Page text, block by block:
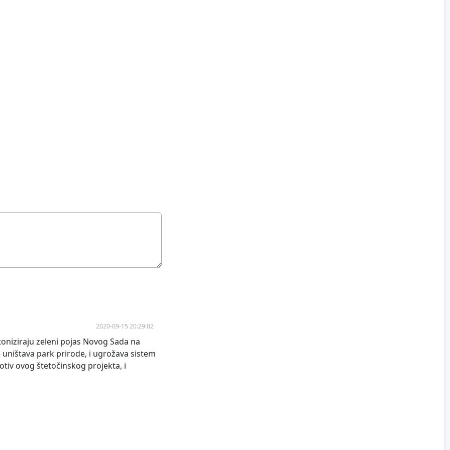
2020-09-15 20:29:02
zeleni pojas Novog Sada na
park prirode, i ugrožava sistem
ovog štetočinskog projekta, i